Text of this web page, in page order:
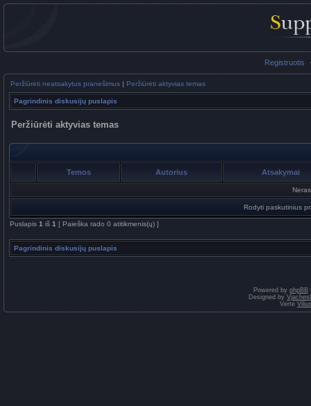
Registruotis
Peržiūrėti neatsakytus pranešimus | Peržiūrėti aktyvias temas
Pagrindinis diskusijų puslapis
Peržiūrėti aktyvias temas
Temos Autorius Atsakymai
Rodyti paskutinius
Puslapis 1 iš 1 [ Paieška rado 0 atitikmenis(ų) ]
Pagrindinis diskusijų puslapis
Powered by phpBB
Designed by
Vertė